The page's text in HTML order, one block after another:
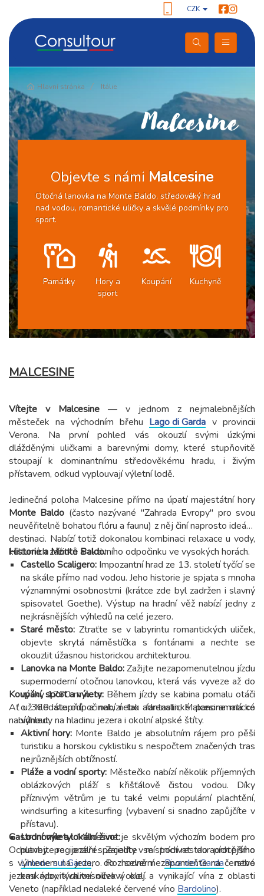
CZK
Hlavní stránka Itálie
Malcesine
Objevte s námi Malcesine
Otočná lanovka na Monte Baldo, středověký hrad
nad vodou, romantické uličky a skvělé podmínky pro
sport.
Památky
Hory a
sport
Koupání Kuchyně
MALCESINE
Vítejte v Malcesine — v jednom z nejmalebnějších
městeček na východním břehu Lago di Garda v provincii
Verona. Na první pohled vás okouzlí svými úzkými
dlážděnými uličkami a barevnými domy, které stupňovitě
stoupají k dominantnímu středověkému hradu, i živým
přístavem, odkud vyplouvají výletní lodě.
Jedinečná poloha Malcesine přímo na úpatí majestátní hory
Monte Baldo (často nazývané "Zahrada Evropy" pro svou
neuvěřitelně bohatou flóru a faunu) z něj činí naprosto ideální
destinaci. Nabízí totiž dokonalou kombinaci relaxace u vody,
kulturních zážitků a aktivního odpočinku ve vysokých horách.
Historie a Monte Baldo:
Castello Scaligero: Impozantní hrad ze 13. století tyčící se
na skále přímo nad vodou. Jeho historie je spjata s mnoha
významnými osobnostmi (krátce zde byl zadržen i slavný
spisovatel Goethe). Výstup na hradní věž nabízí jedny z
nejkrásnějších výhledů na celé jezero.
Staré město: Ztraťte se v labyrintu romantických uliček,
objevte skrytá náměstíčka s fontánami a nechte se
okouzlit úžasnou historickou architekturou.
Lanovka na Monte Baldo:Zažijte nezapomenutelnou jízdu
supermoderní otočnou lanovkou, která vás vyveze až do
výšky 1760 m n. m. Během jízdy se kabina pomalu otáčí
o 360 stupňů a nabízí tak fantastické panoramatické
výhledy na hladinu jezera i okolní alpské štíty.
Koupání, sport a výlety:
Ať už hledáte odpočinek, nebo adrenalin, Malcesine má co
nabídnout.
Aktivní hory: Monte Baldo je absolutním rájem pro pěší
turistiku a horskou cyklistiku s nespočtem značených tras
nejrůznějších obtížností.
Pláže a vodní sporty: Městečko nabízí několik příjemných
oblázkových pláží s křišťálově čistou vodou. Díky
příznivým větrům je tu také velmi populární plachtění,
windsurfing a kitesurfing (vybavení si snadno zapůjčíte v
přístavu).
Lodní výlety:Malcesine je skvělým výchozím bodem pro
Limone sul Garda, do severníRiva del Gardanebo
kaskádovitých vesniček v okolí.
Gastronomie a lokální život:
Ochutnejte regionální speciality v místních restauracích přímo
s výhledem na jezero. Rozhodně nezapomeňte na čerstvé
jezerní ryby, kvalitní olivový olej a vynikající vína z oblasti
Veneto (například nedaleké červené víno Bardolino).
Pokračování